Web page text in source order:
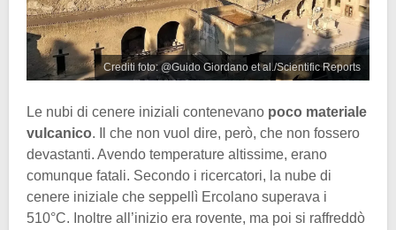
Crediti foto: @Guido Giordano et al./Scientific Reports
Le nubi di cenere iniziali contenevano poco materiale
vulcanico. Il che non vuol dire, però, che non fossero
devastanti. Avendo temperature altissime, erano
comunque fatali. Secondo i ricercatori, la nube di
cenere iniziale che seppellì Ercolano superava i
510°C. Inoltre all’inizio era rovente, ma poi si raffreddò